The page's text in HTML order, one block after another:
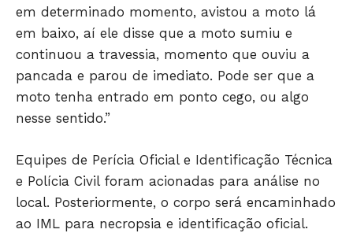
HOME
POLÍTICA
POLÍCIA
ESPORTES
ECONOMIA
GERAL
EDUCAÇÃO
SAÚDE
em determinado momento, avistou a moto lá
em baixo, aí ele disse que a moto sumiu e
continuou a travessia, momento que ouviu a
pancada e parou de imediato. Pode ser que a
moto tenha entrado em ponto cego, ou algo
nesse sentido.”
Equipes de Perícia Oficial e Identificação Técnica
e Polícia Civil foram acionadas para análise no
local. Posteriormente, o corpo será encaminhado
ao IML para necropsia e identificação oficial.